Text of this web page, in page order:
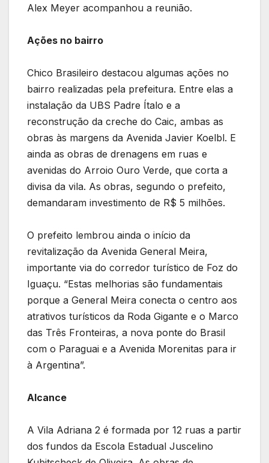
Alex Meyer acompanhou a reunião.
Ações no bairro
Chico Brasileiro destacou algumas ações no
bairro realizadas pela prefeitura. Entre elas a
instalação da UBS Padre Ítalo e a
reconstrução da creche do Caic, ambas as
obras às margens da Avenida Javier Koelbl. E
ainda as obras de drenagens em ruas e
avenidas do Arroio Ouro Verde, que corta a
divisa da vila. As obras, segundo o prefeito,
demandaram investimento de R$ 5 milhões.
O prefeito lembrou ainda o início da
revitalização da Avenida General Meira,
importante via do corredor turístico de Foz do
Iguaçu. “Estas melhorias são fundamentais
porque a General Meira conecta o centro aos
atrativos turísticos da Roda Gigante e o Marco
das Três Fronteiras, a nova ponte do Brasil
com o Paraguai e a Avenida Morenitas para ir
à Argentina”.
Alcance
A Vila Adriana 2 é formada por 12 ruas a partir
dos fundos da Escola Estadual Juscelino